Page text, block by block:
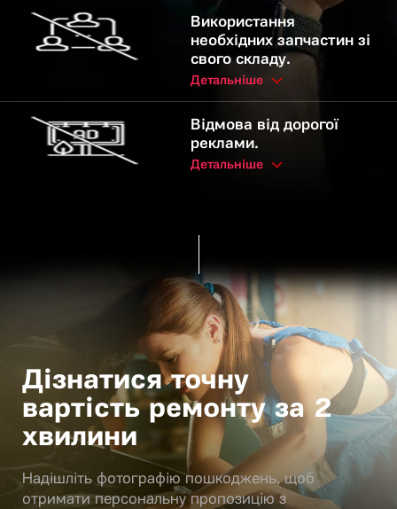
Використання
необхідних запчастин зі
свого складу.
Детальніше
Відмова від дорогої
реклами.
Детальніше
Дізнатися точну
вартість ремонту за 2
хвилини
Надішліть фотографію пошкоджень, щоб
отримати персональну пропозицію з